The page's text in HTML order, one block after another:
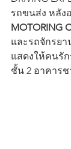
รถขนส่ง หลัง
MOTORING
และรถจักรย
แสดงให้คนรั
ชั้น 2 อาคารช